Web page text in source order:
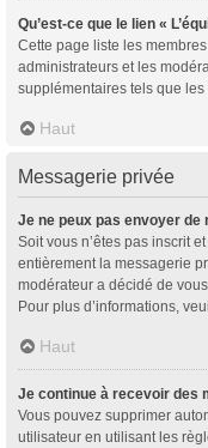
Qu’est-ce que le lien «
Cette page liste les
administrateurs et les
supplémentaires tels que les
Haut
Messagerie privée
Je ne peux pas envoyer de
Soit vous n’êtes pas inscrit
entièrement la messagerie
modérateur a décidé de
Pour plus d’informations,
Haut
Je continue à recevoir des
Vous pouvez supprimer
utilisateur en utilisant les